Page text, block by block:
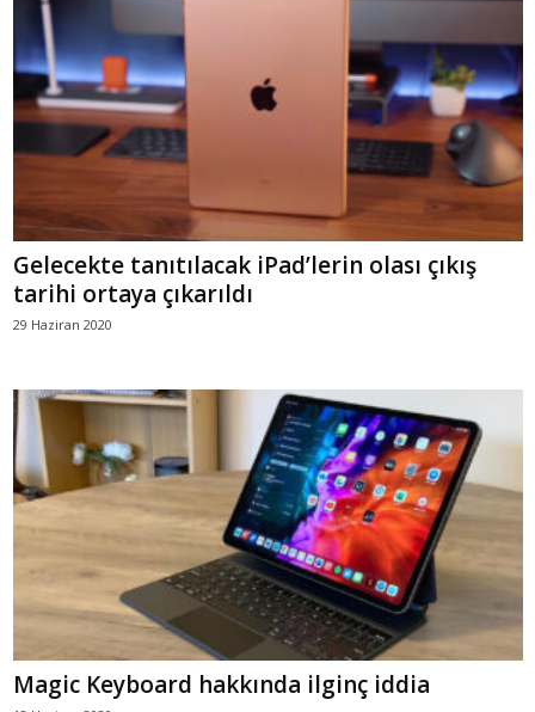
Gelecekte tanıtılacak iPad’lerin olası çıkış
tarihi ortaya çıkarıldı
29 Haziran 2020
Magic Keyboard hakkında ilginç iddia